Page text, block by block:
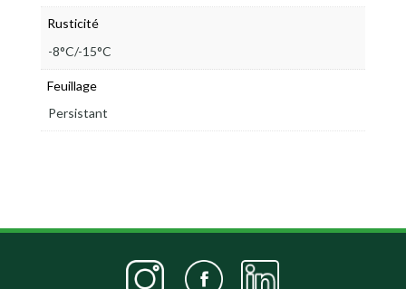
Rusticité
-8°C/-15°C
Feuillage
Persistant